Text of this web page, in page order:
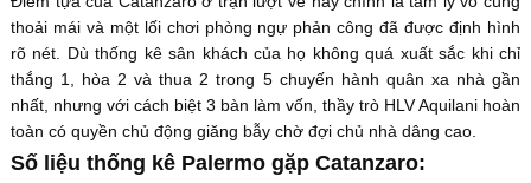
thoải mái và một lối chơi phòng ngự phản công đã được định hình
rõ nét. Dù thống kê sân khách của họ không quá xuất sắc khi chỉ
thắng 1, hòa 2 và thua 2 trong 5 chuyến hành quân xa nhà gần
nhất, nhưng với cách biệt 3 bàn làm vốn, thầy trò HLV Aquilani hoàn
toàn có quyền chủ động giăng bẫy chờ đợi chủ nhà dâng cao.
Số liệu thống kê Palermo gặp Catanzaro: